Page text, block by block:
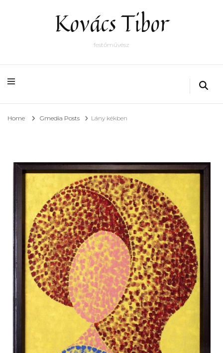
Kovács Tibor
festőművész
Home Gmedia Posts Lány kékben